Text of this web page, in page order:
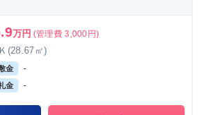
万円 (管理費 3,000円)
(28.67㎡)
金 -
金 -